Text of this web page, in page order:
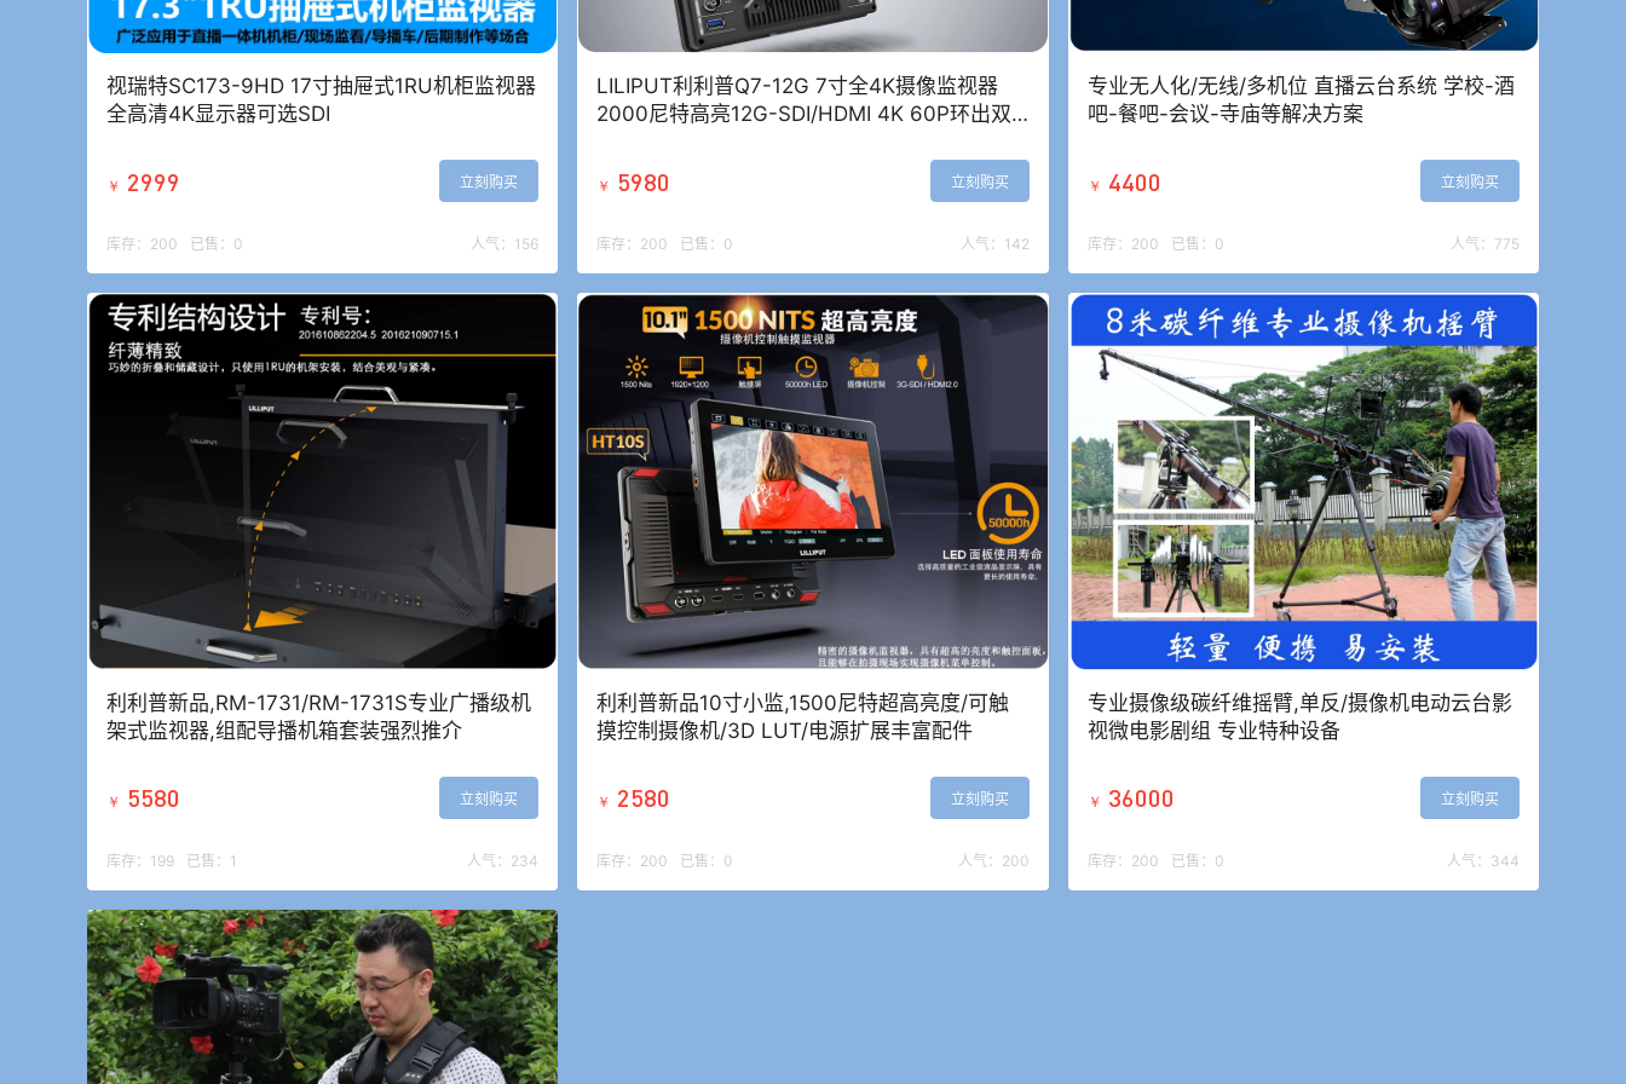
视瑞特SC173-9HD 17寸抽屉式1RU机柜监视器
全高清4K显示器可选SDI
￥ 2999 立刻购买
库存： 200 已售： 0 人气： 156
LILIPUT利利普Q7-12G 7寸全4K摄像监视器
2000尼特高亮12G-SDI/HDMI 4K 60P环出双
￥ 5980 立刻购买
库存： 200 已售： 0 人气： 142
专业无人化/无线/多机位 直播云台系统 学校-酒
吧-餐吧-会议-寺庙等解决方案
￥ 4400 立刻购买
库存： 200 已售： 0 人气： 775
利利普新品,RM-1731/RM-1731S专业广播级机
架式监视器,组配导播机箱套装强烈推介
￥ 5580 立刻购买
库存： 199 已售： 1 人气： 234
利利普新品10寸小监,1500尼特超高亮度/可触
摸控制摄像机/3D LUT/电源扩展丰富配件
￥ 2580 立刻购买
库存： 200 已售： 0 人气： 200
专业摄像级碳纤维摇臂,单反/摄像机电动云台影
视微电影剧组 专业特种设备
￥ 36000 立刻购买
库存： 200 已售： 0 人气： 344